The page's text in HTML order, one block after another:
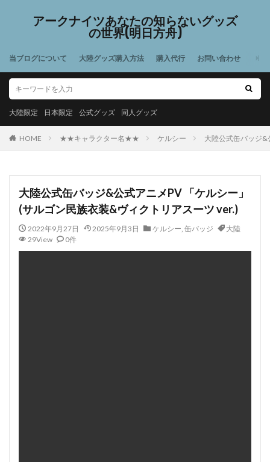
アークナイツあなたの知らないグッズ
の世界(明日方舟)
当ブログについて 大陸グッズ購入方法 購入代行 お問い合わせ
大陸限定 日本限定 公式グッズ 同人グッズ
HOME ★★キャラクター名★★ ケルシー 大陸公式缶バッジ
大陸公式缶バッジ&公式アニメPV 「ケルシー」
(サルゴン民族衣装&ヴィクトリアスーツ ver.)
2022年9月27日 2025年9月3日 ケルシー, 缶バッジ
大陸
29View
0件